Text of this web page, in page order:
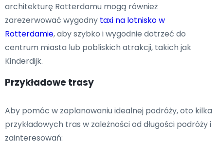
architekturę Rotterdamu mogą również
zarezerwować wygodny taxi na lotnisko w
Rotterdamie, aby szybko i wygodnie dotrzeć do
centrum miasta lub pobliskich atrakcji, takich jak
Kinderdijk.
Przykładowe trasy
Aby pomóc w zaplanowaniu idealnej podróży, oto kilka
przykładowych tras w zależności od długości podróży i
zainteresowań: